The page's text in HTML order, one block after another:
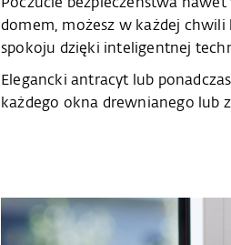
Poczucie bezpieczeństwa
domem, możesz w każdej chwili
spokoju dzięki inteligentnej
Elegancki antracyt lub
każdego okna drewnianego lub